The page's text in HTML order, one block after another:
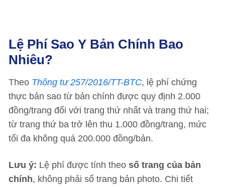
Lệ Phí Sao Y Bản Chính Bao
Nhiêu?
Theo Thông tư 257/2016/TT-BTC, lệ phí chứng
thực bản sao từ bản chính được quy định 2.000
đồng/trang đối với trang thứ nhất và trang thứ hai;
từ trang thứ ba trở lên thu 1.000 đồng/trang, mức
tối đa không quá 200.000 đồng/bản.
Lưu ý: Lệ phí được tính theo số trang của bản
chính, không phải số trang bản photo. Chi tiết